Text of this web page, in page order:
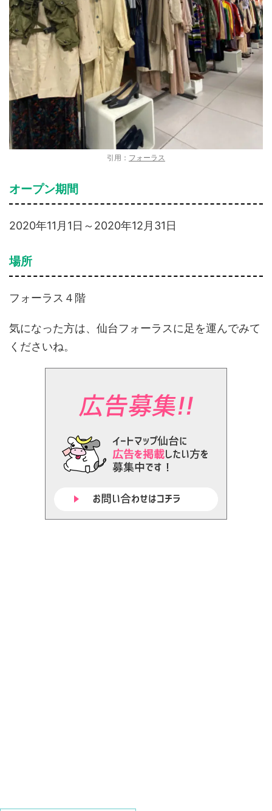
引用： フォーラス
オープン期間
2020年11月1日～2020年12月31日
場所
フォーラス４階
気になった方は、仙台フォーラスに足を運んでみて
くださいね。